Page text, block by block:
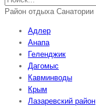
Район отдыха Санатории
Адлер
Анапа
Геленджик
Дагомыс
Кавминводы
Крым
Лазаревский район